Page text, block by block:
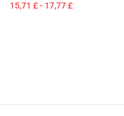
15,71 £ - 17,77 £